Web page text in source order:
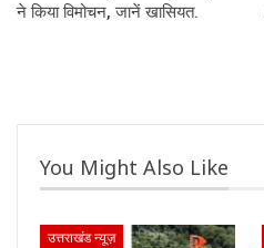
ने किया विमोचन, जानें खासियत.
You Might Also Like
उत्तराखंड न्यूज़